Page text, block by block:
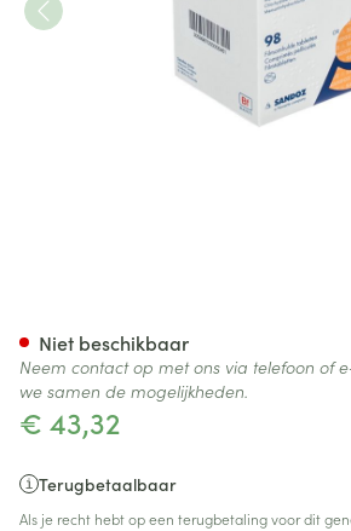
€ 43,32
Terugbetaalbaar
Als je recht hebt op een terugbetaling voor dit
Niet beschikbaar
Neem contact op met ons via telefoon of
we samen de mogelijkheden.